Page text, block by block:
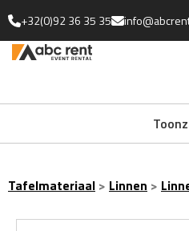
+32(0)92 36 35 35
Uitgebreide
Tafelmateriaal > Linnen >